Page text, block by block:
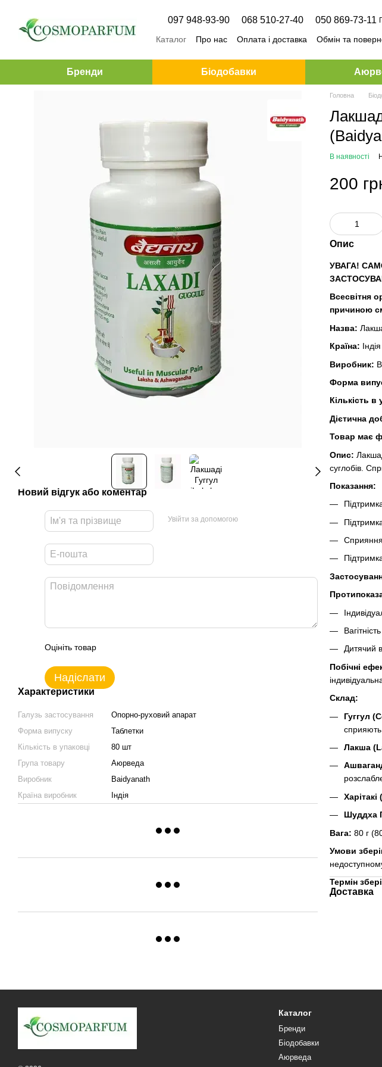
097 948-93-90 068 510-27-40 050 869-73-11
Каталог Про нас Оплата і доставка Обмін та
Бренди Біодобавки
Новий відгук або коментар
Увійти за допомогою
Оцініть товар
Надіслати
Характеристики
Галузь застосування
Опорно-руховий апарат
Форма випуску
Таблетки
Кількість в упаковці
80 шт
Група товару
Аюрведа
Виробник
Baidyanath
Країна виробник
Індія
Головна
В наявності
200
Опис
УВАГА!
Всесвітня
причиною
Назва:
Країна: Індія
Виробник:
Форма
Кількість в
Дієтична
Товар має
Опис:
суглобів.
Показання:
Сприяння
Дитячий
Побічні
Склад:
Гуггул
сприяють
Лакша
Шуддха
Вага: 80 г
Умови
Термін
Доставка
Каталог
Бренди
Біодобавки
Аюрведа